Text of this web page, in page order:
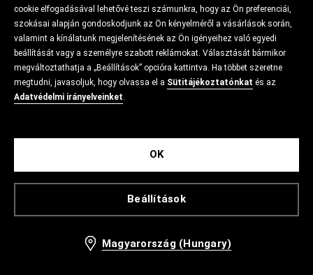
cookie elfogadásával lehetővé teszi számunkra, hogy az Ön preferenciái,
szokásai alapján gondoskodjunk az Ön kényelméről a vásárlások során,
valamint a kínálatunk megjelenítésének az Ön igényeihez való egyedi
beállítását vagy a személyre szabott reklámokat. Választását bármikor
megváltoztathatja a „Beállítások” opcióra kattintva. Ha többet szeretne
megtudni, javasoljuk, hogy olvassa el a Sütitájékoztatónkat és az
Adatvédelmi irányelveinket.
Beállítások
OK
Magyarország (Hungary)